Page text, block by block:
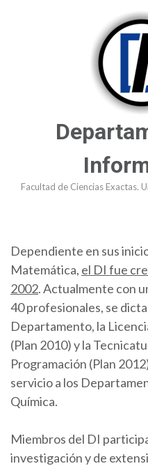
Facultad de Ciencias Exactas.
Dependiente en sus
Matemática, el DI fue
2002. Actualmente con
40 profesionales, se
Departamento, la
(Plan 2010) y la
Programación (Plan
servicio a los
Química.
Miembros del DI
investigación y de